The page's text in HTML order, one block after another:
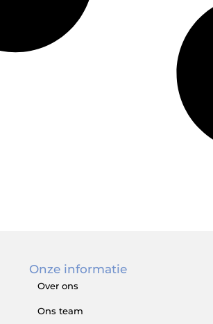
Onze informatie
Over ons
Ons team